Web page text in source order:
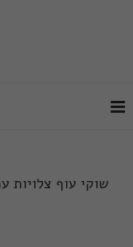
שוקי עוף צלויות